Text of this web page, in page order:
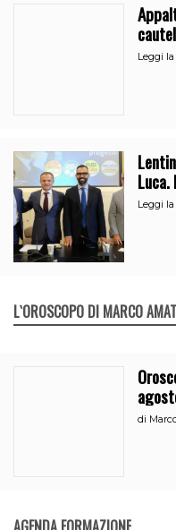
vicino
Leggi
Luca.
Leggi
L`OROSCOPO DI MARCO
di